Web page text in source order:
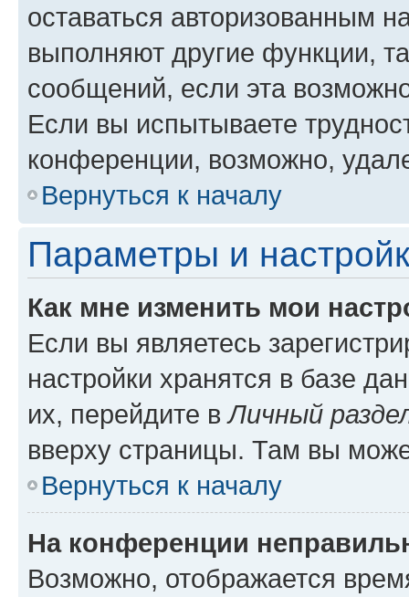
оставаться авторизованным
выполняют другие функции,
сообщений, если эта
Если вы испытываете
конференции, возможно,
Вернуться к началу
Параметры и
Как мне изменить мои
Если вы являетесь
настройки хранятся в базе
их, перейдите вЛичный
вверху страницы. Там вы
Вернуться к началу
На конференции
Возможно, отображается